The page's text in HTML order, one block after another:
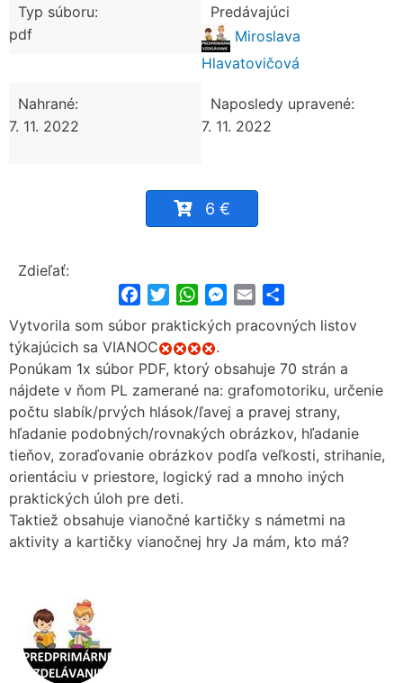
Typ súboru:
pdf
Predávajúci
Miroslava
Hlavatovičová
Nahrané:
7. 11. 2022
Naposledy upravené:
7. 11. 2022
6 €
Zdieľať:
FacebookTwitterWhatsApp
Messenger
Email
Vytvorila som súbor praktických pracovných listov
týkajúcich sa VIANOC
.
Ponúkam 1x súbor PDF, ktorý obsahuje 70 strán a
nájdete v ňom PL zamerané na: grafomotoriku, určenie
počtu slabík/prvých hlások/ľavej a pravej strany,
hľadanie podobných/rovnakých obrázkov, hľadanie
tieňov, zoraďovanie obrázkov podľa veľkosti, strihanie,
orientáciu v priestore, logický rad a mnoho iných
praktických úloh pre deti.
Taktiež obsahuje vianočné kartičky s námetmi na
aktivity a kartičky vianočnej hry Ja mám, kto má?